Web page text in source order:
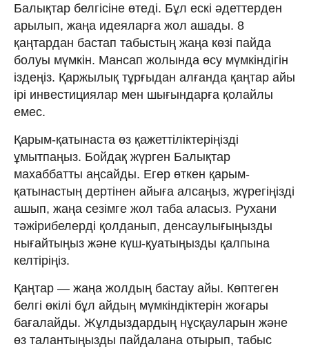
Балықтар белгісіне өтеді. Бұл ескі әдеттерден
арылып, жаңа идеяларға жол ашады. 8
қаңтардан бастап табыстың жаңа көзі пайда
болуы мүмкін. Мансап жолында өсу мүмкіндігін
іздеңіз. Қаржылық тұрғыдан алғанда қаңтар айы
ірі инвестициялар мен шығындарға қолайлы
емес.
Қарым-қатынаста өз қажеттіліктеріңізді
ұмытпаңыз. Бойдақ жүрген Балықтар
махаббатты аңсайды. Егер өткен қарым-
қатынастың дертінен айыға алсаңыз, жүрегіңізді
ашып, жаңа сезімге жол таба аласыз. Рухани
тәжірибелерді қолданып, денсаулығыңызды
нығайтыңыз және күш-қуатыңызды қалпына
келтіріңіз.
Қаңтар — жаңа жолдың бастау айы. Көптеген
белгі өкілі бұл айдың мүмкіндіктерін жоғары
бағалайды. Жұлдыздардың нұсқауларын және
өз талантыңызды пайдалана отырып, табыс